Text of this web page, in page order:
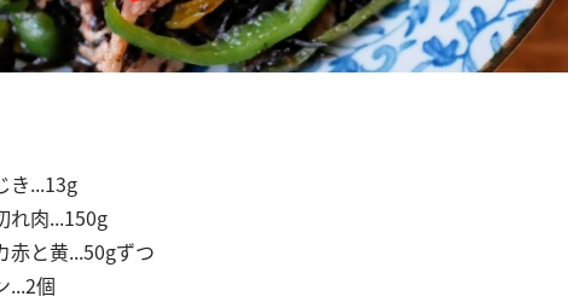
き...13g
れ肉...150g
赤と黄...50gずつ
...2個